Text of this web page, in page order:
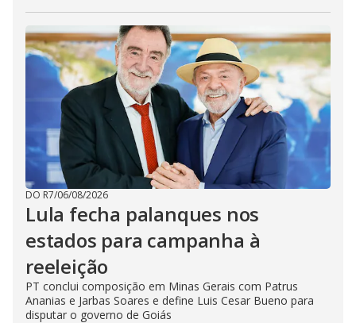
DO R7/06/08/2026
Lula fecha palanques nos
estados para campanha à
reeleição
PT conclui composição em Minas Gerais com Patrus
Ananias e Jarbas Soares e define Luis Cesar Bueno para
disputar o governo de Goiás